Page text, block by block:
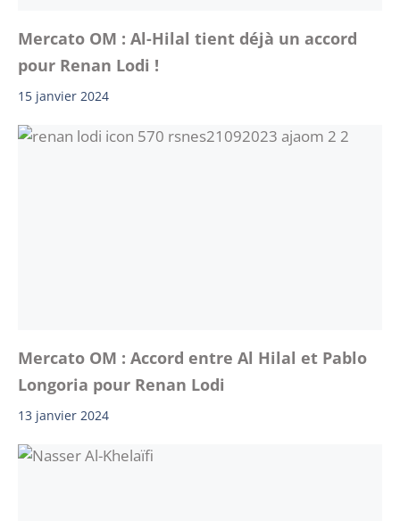
Mercato OM : Al-Hilal tient déjà un accord
pour Renan Lodi !
15 janvier 2024
Mercato OM : Accord entre Al Hilal et Pablo
Longoria pour Renan Lodi
13 janvier 2024